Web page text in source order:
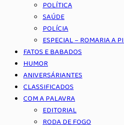
POLÍTICA
SAÚDE
POLÍCIA
ESPECIAL – ROMARIA A
FATOS E BABADOS
HUMOR
ANIVERSÁRIANTES
CLASSIFICADOS
COM A PALAVRA
EDITORIAL
RODA DE FOGO